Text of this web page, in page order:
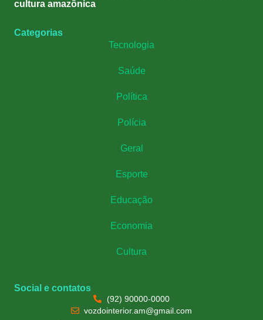
cultura amazônica
Categorias
Tecnologia
Saúde
Política
Polícia
Geral
Esporte
Educação
Economia
Cultura
Social e contatos
(92) 90000-0000
vozdointerior.am@gmail.com